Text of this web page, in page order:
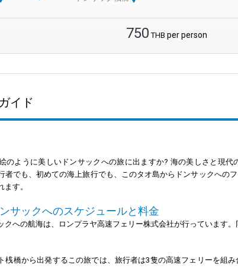
750 THB per person
イド
のように美しいドンサックへの旅に出ますか? 海の美しさと現
者でも、初めての海上旅行でも、このタオ島からドンサックへの
す。
サックへのスケジュールと料金
クへの航海は、ロンプラヤ高速フェリー株式会社が行っています
桟橋から出発するこの旅では、旅行者は3隻の高速フェリーを組